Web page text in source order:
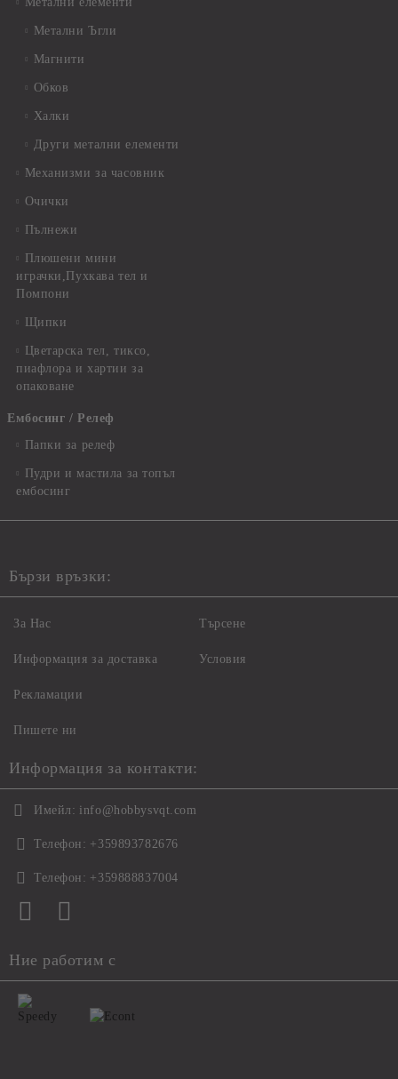
Метални Ъгли
Магнити
Обков
Халки
Други метални елементи
Механизми за часовник
Очички
Пълнежи
Плюшени мини
играчки,Пухкава тел и
Помпони
Щипки
Цветарска тел, тиксо,
пиафлора и хартии за
опаковане
Ембосинг / Релеф
Папки за релеф
Пудри и мастила за топъл
ембосинг
Бързи връзки:
За Нас
Информация за доставка
Рекламации
Пишете ни
Търсене
Условия
Информация за контакти:
Имейл: info@hobbysvqt.com
Телефон: +359893782676
Телефон: +359888837004
Ние работим с